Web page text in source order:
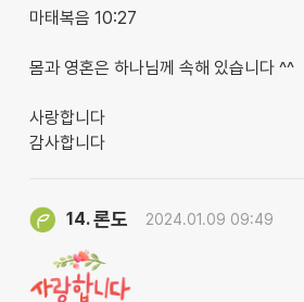
마태복음 10:27
몸과 영혼은 하나님께 속해 있습니다 ^^
사랑합니다
감사합니다
14.론도 2024.01.09 09:49